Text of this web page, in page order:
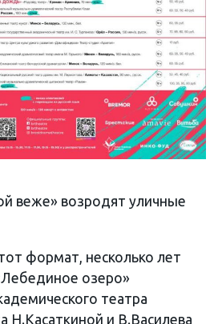
веже» возродят уличные
формат, несколько лет
озеро»
театра
Н.Касаткиной и В.Василева